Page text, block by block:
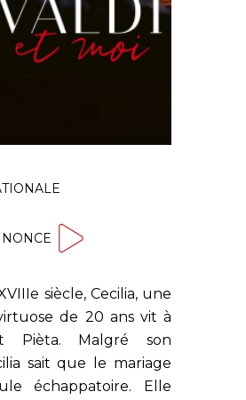
siècle, Cecilia, une
de 20 ans vit à
Pièta. Malgré son
sait que le mariage
échappatoire. Elle